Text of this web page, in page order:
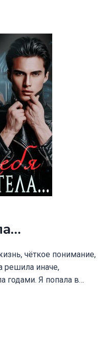
чёткое понимание,
решила иначе,
годами. Я попала в…